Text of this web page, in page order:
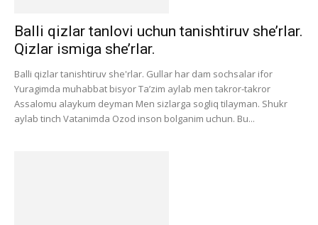
Balli qizlar tanlovi uchun tanishtiruv she’rlar.
Qizlar ismiga she’rlar.
Balli qizlar tanishtiruv she'rlar. Gullar har dam sochsalar ifor
Yuragimda muhabbat bisyor Ta’zim aylab men takror-takror
Assalomu alaykum deyman Men sizlarga sogliq tilayman. Shukr
aylab tinch Vatanimda Ozod inson bolganim uchun. Bu...